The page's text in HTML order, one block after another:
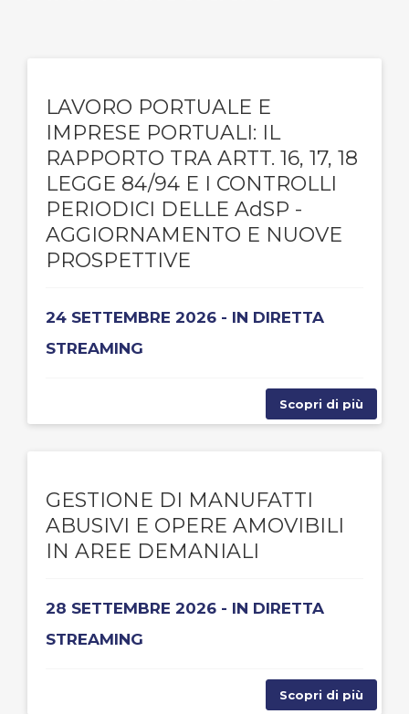
LAVORO PORTUALE E
IMPRESE PORTUALI: IL
RAPPORTO TRA ARTT. 16, 17, 18
LEGGE 84/94 E I CONTROLLI
PERIODICI DELLE AdSP -
AGGIORNAMENTO E NUOVE
PROSPETTIVE
24 SETTEMBRE 2026 - IN DIRETTA
STREAMING
Scopri di più
GESTIONE DI MANUFATTI
ABUSIVI E OPERE AMOVIBILI
IN AREE DEMANIALI
28 SETTEMBRE 2026 - IN DIRETTA
STREAMING
Scopri di più